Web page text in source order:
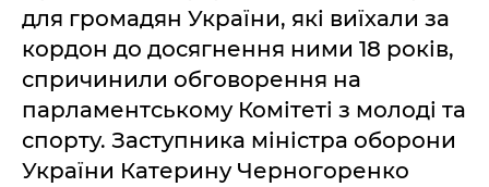
для громадян України, які виїхали за
кордон до досягнення ними 18 років,
спричинили обговорення на
парламентському Комітеті з молоді та
спорту. Заступника міністра оборони
України Катерину Черногоренко